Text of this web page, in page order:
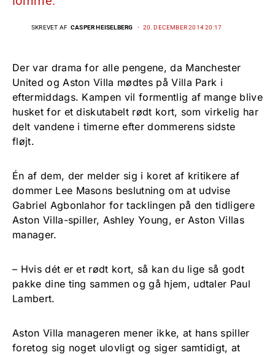
SKREVET AF CASPER HEISELBERG 20. DECEMBER 2014 20:17
Der var drama for alle pengene, da Manchester
United og Aston Villa mødtes på Villa Park i
eftermiddags. Kampen vil formentlig af mange blive
husket for et diskutabelt rødt kort, som virkelig har
delt vandene i timerne efter dommerens sidste
fløjt.
Én af dem, der melder sig i koret af kritikere af
dommer Lee Masons beslutning om at udvise
Gabriel Agbonlahor for tacklingen på den tidligere
Aston Villa-spiller, Ashley Young, er Aston Villas
manager.
– Hvis dét er et rødt kort, så kan du lige så godt
pakke dine ting sammen og gå hjem, udtaler Paul
Lambert.
Aston Villa manageren mener ikke, at hans spiller
foretog sig noget ulovligt og siger samtidigt, at